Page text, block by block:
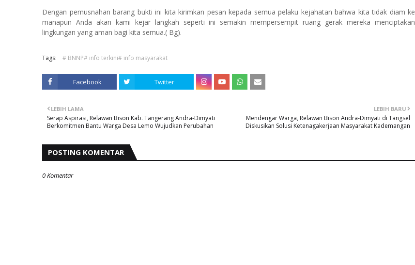
Dengan pemusnahan barang bukti ini kita kirimkan pesan kepada semua pelaku kejahatan bahwa kita tidak diam ke
manapun Anda akan kami kejar langkah seperti ini semakin mempersempit ruang gerak mereka menciptakan
lingkungan yang aman bagi kita semua.( Bg).
Tags: # BNNP# info terkini# info masyarakat
Facebook Twitter
LEBIH BARU
Mendengar Warga, Relawan Bison Andra-Dimyati di Tangsel
Diskusikan Solusi Ketenagakerjaan Masyarakat Kademangan
LEBIH LAMA
Serap Aspirasi, Relawan Bison Kab. Tangerang Andra-Dimyati
Berkomitmen Bantu Warga Desa Lemo Wujudkan Perubahan
POSTING KOMENTAR
0 Komentar